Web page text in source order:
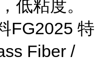
低粘度。
FG2025 特
Fiber /